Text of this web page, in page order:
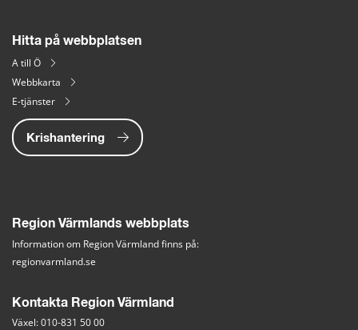
Hitta på webbplatsen
A till Ö
Webbkarta
E-tjänster
Krishantering
Region Värmlands webbplats
Information om Region Värmland finns på:
regionvarmland.se
Kontakta Region Värmland
Växel: 010-831 50 00